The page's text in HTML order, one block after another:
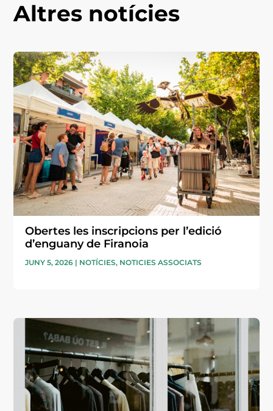
Altres notícies
Obertes les inscripcions per l’edició
d’enguany de Firanoia
JUNY 5, 2026 | NOTÍCIES, NOTICIES ASSOCIATS